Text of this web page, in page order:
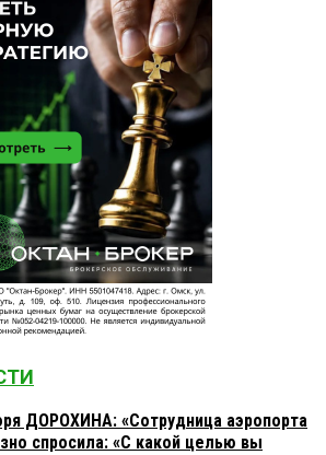
ДОРОХИНА: «Сотрудница аэропорта
спросила: «С какой целью вы